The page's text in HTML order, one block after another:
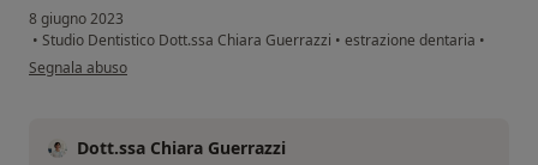
8 giugno 2023
• Studio Dentistico Dott.ssa Chiara Guerrazzi • estrazione dentaria •
secondo l'opinione dell'utente M.G
Segnala abuso
Dott.ssa Chiara Guerrazzi